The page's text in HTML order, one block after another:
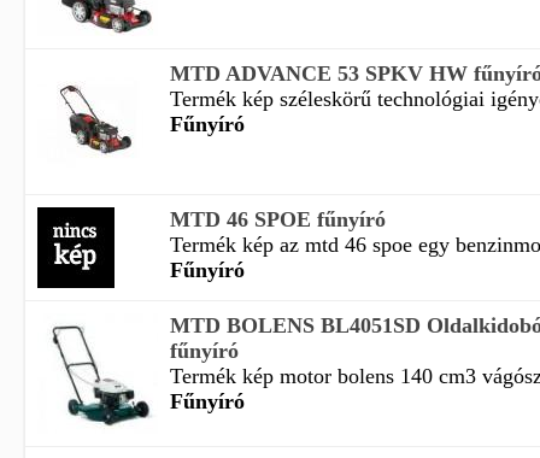
MTD ADVANCE 53 SPKV HW
Termék kép széleskörű technológiai
Fűnyíró
MTD 46 SPOE fűnyíró
Termék kép az mtd 46 spoe egy
Fűnyíró
MTD BOLENS BL4051SD
fűnyíró
Termék kép motor bolens 140 cm3
Fűnyíró